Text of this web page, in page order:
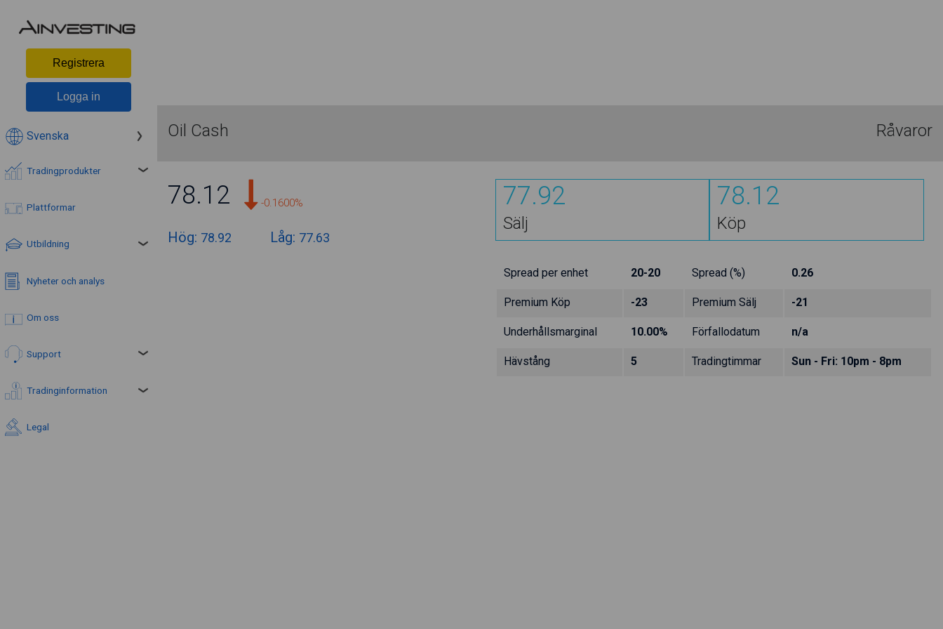
Registrera
Logga in
Svenska
Tradingprodukter
Plattformar
Utbildning
Nyheter och analys
Om oss
Support
Tradinginformation
Legal
Oil Cash Råvaror
78.12 -0.1600%
Hög: 78.92 Låg: 77.63
77.92
Sälj
78.12
Köp
Spread per enhet 20-20 Spread (%) 0.26
Premium Köp -23 Premium Sälj -21
Underhållsmarginal 10.00% Förfallodatum n/a
Hävstång 5 Tradingtimmar Sun - Fri: 10pm - 8pm